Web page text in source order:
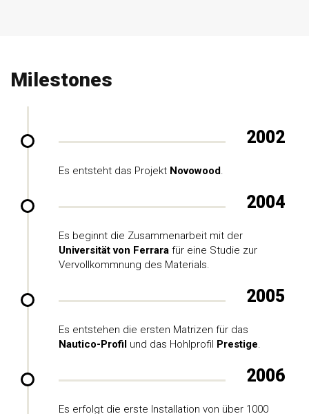
Milestones
2002
Es entsteht das Projekt Novowood.
2004
Es beginnt die Zusammenarbeit mit der
Universität von Ferrara für eine Studie zur
Vervollkommnung des Materials.
2005
Es entstehen die ersten Matrizen für das
Nautico-Profil und das Hohlprofil Prestige.
2006
Es erfolgt die erste Installation von über 1000